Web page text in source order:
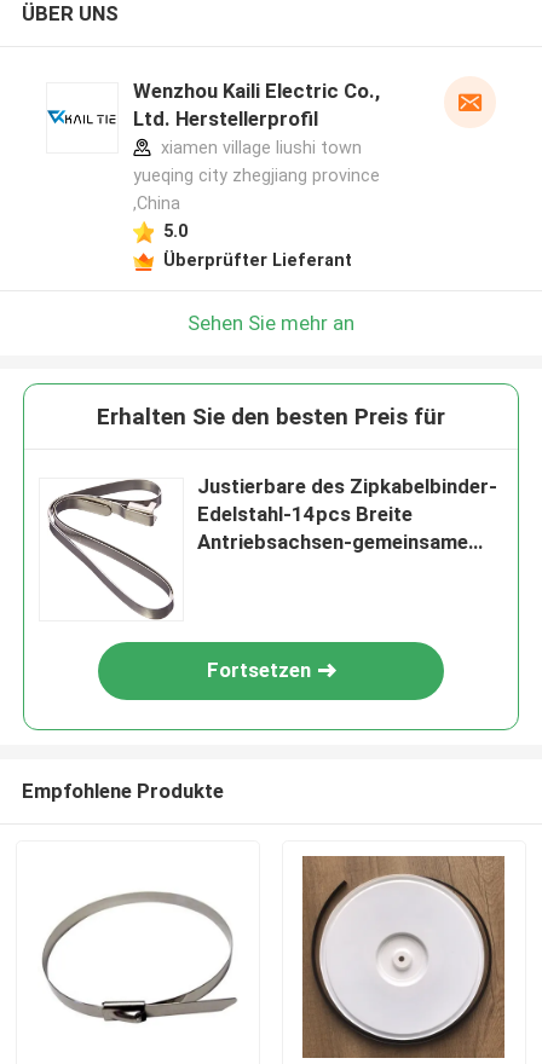
ÜBER UNS
Wenzhou Kaili Electric Co.,
Ltd. Herstellerprofil
xiamen village liushi town
yueqing city zhegjiang province
,China
5.0
Überprüfter Lieferant
Sehen Sie mehr an
Erhalten Sie den besten Preis für
Justierbare des Zipkabelbinder-
Edelstahl-14pcs Breite
Antriebsachsen-gemeinsame
Fortsetzen
Empfohlene Produkte